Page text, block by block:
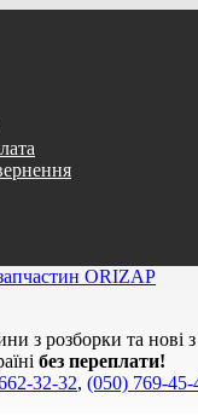
з розборки та нові
без переплати!
32-32, (050) 769-45-